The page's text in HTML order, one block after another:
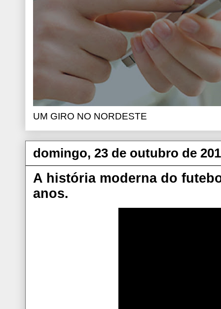
UM GIRO NO NORDESTE
domingo, 23 de outubro de
A história moderna do
anos.